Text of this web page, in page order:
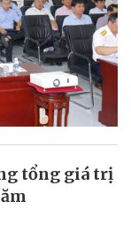
tổng giá trị